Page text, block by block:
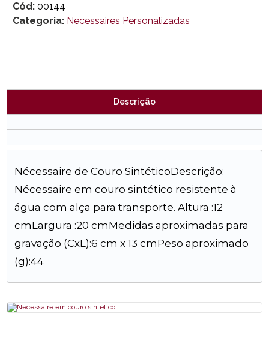
Cód: 00144
Categoria: Necessaires Personalizadas
Descrição
Nécessaire de Couro SintéticoDescrição:
Nécessaire em couro sintético resistente à
água com alça para transporte. Altura :12
cmLargura :20 cmMedidas aproximadas para
gravação (CxL):6 cm x 13 cmPeso aproximado
(g):44